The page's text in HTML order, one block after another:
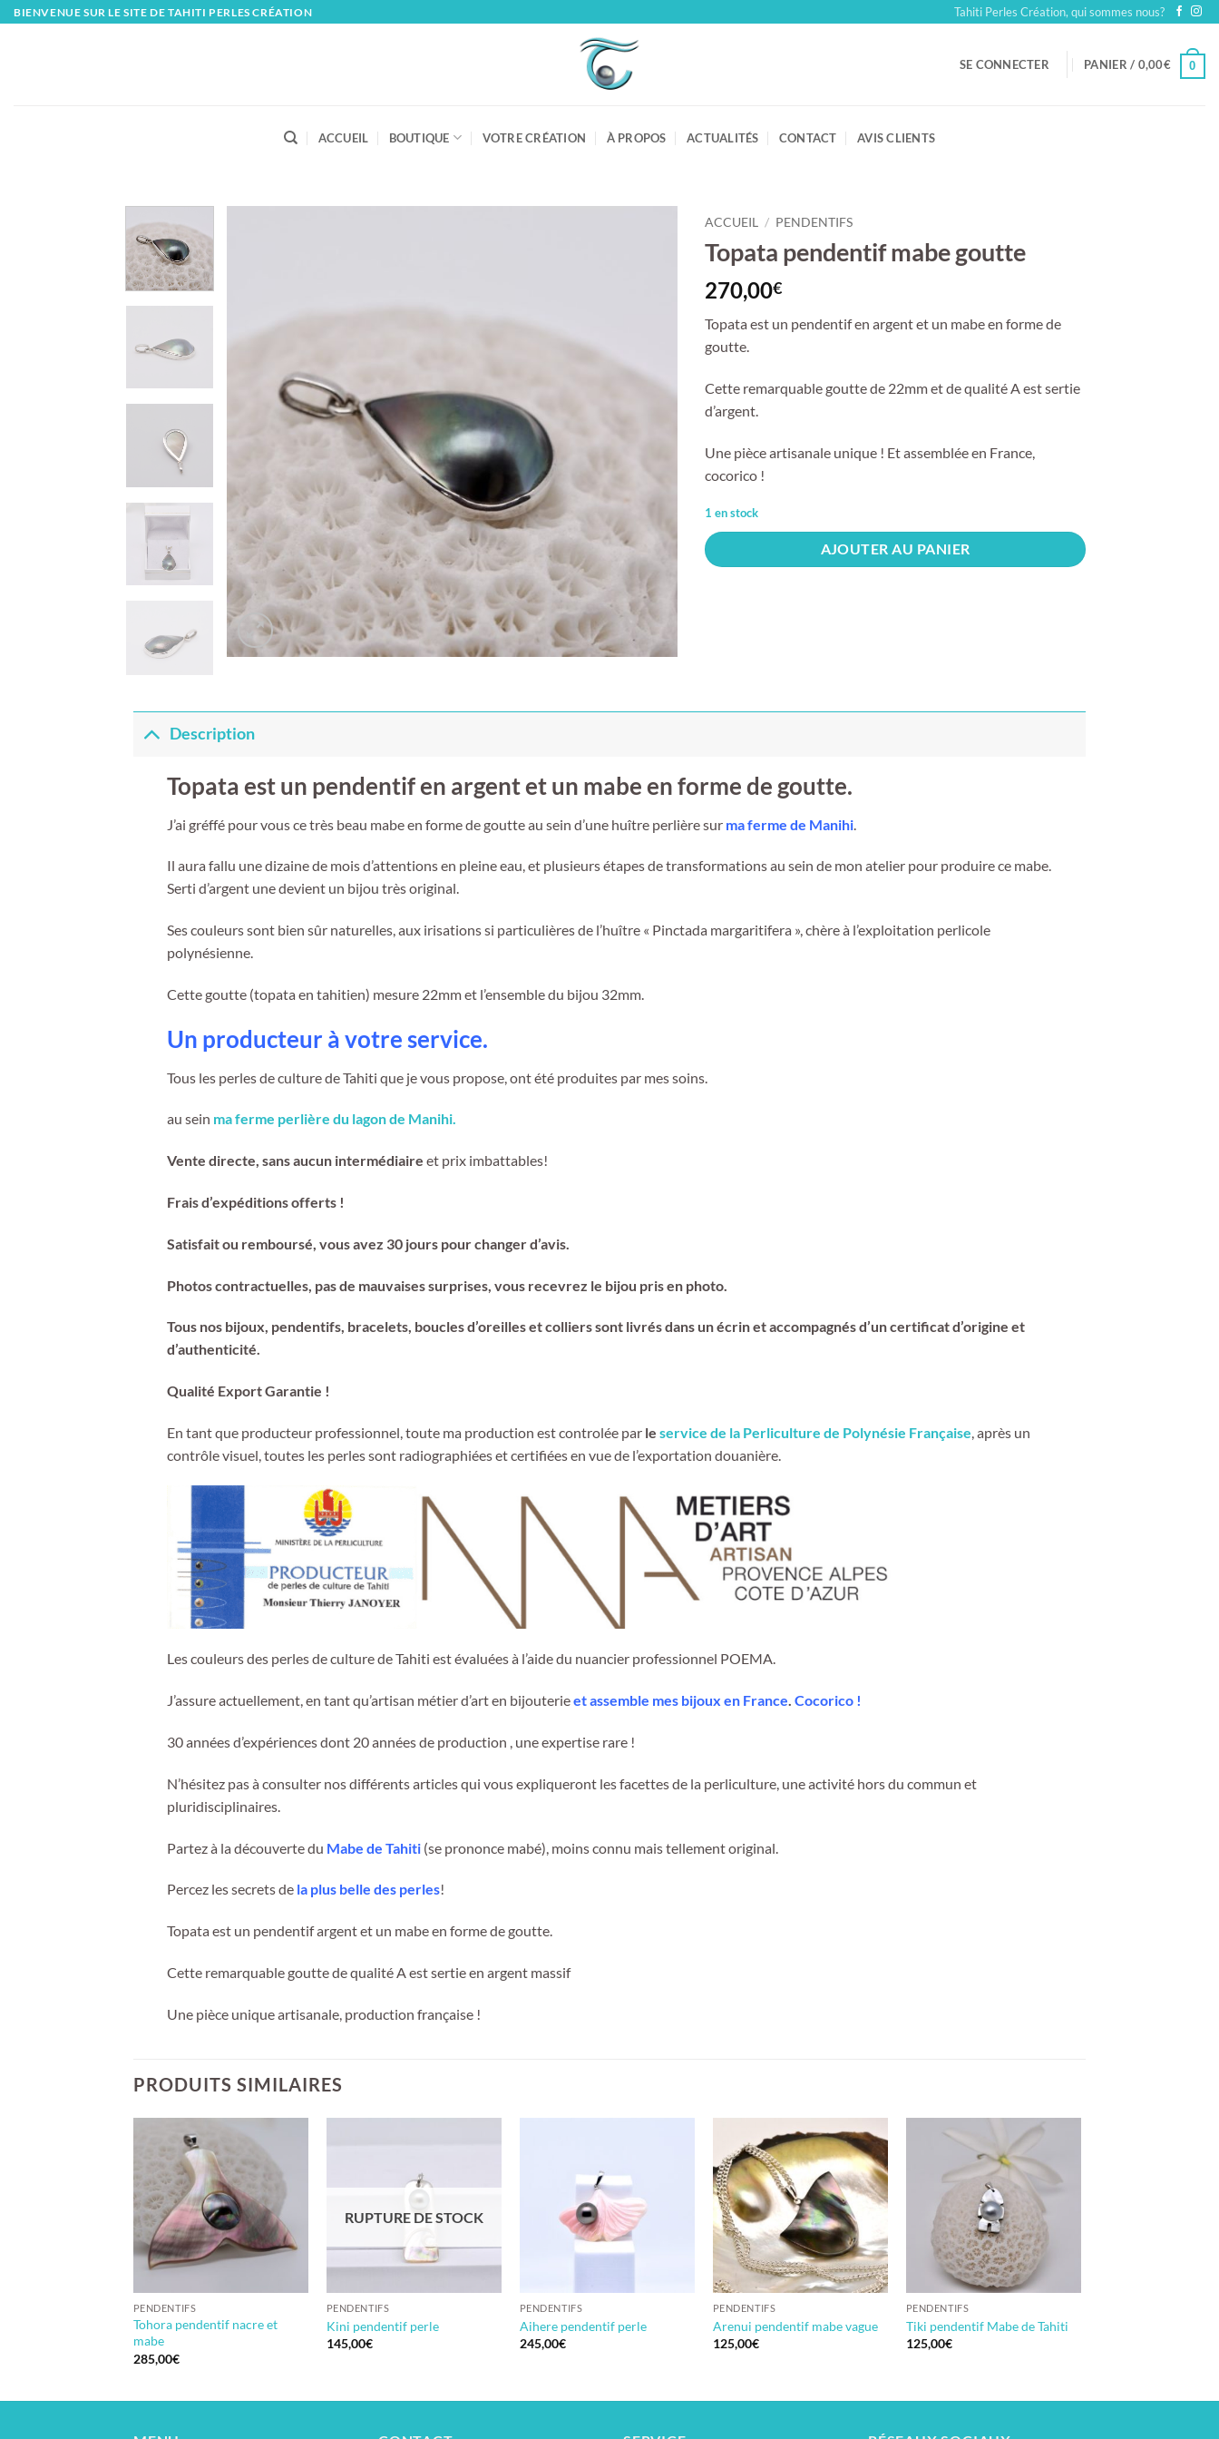
SkipBIENVENUE SUR LE SITE DE TAHITI PERLES CRÉATION Tahiti Perles Création, qui sommes nous?
SE CONNECTER PANIER / 0,00€ 0
ACCUEIL BOUTIQUE VOTRE CRÉATION À PROPOS ACTUALITÉS CONTACT AVIS CLIENTS
ACCUEIL / PENDENTIFS
Topata pendentif mabe goutte
270,00€
Topata est un pendentif en argent et un mabe en forme de
goutte.
Cette remarquable goutte de 22mm et de qualité A est sertie
d’argent.
Une pièce artisanale unique ! Et assemblée en France,
cocorico !
1 en stock
AJOUTER AU PANIER
Description
Topata est un pendentif en argent et un mabe en forme de goutte.
J’ai gréffé pour vous ce très beau mabe en forme de goutte au sein d’une huître perlière sur ma ferme de Manihi.
Il aura fallu une dizaine de mois d’attentions en pleine eau, et plusieurs étapes de transformations au sein de mon atelier pour produire ce mabe.
Serti d’argent une devient un bijou très original.
Ses couleurs sont bien sûr naturelles, aux irisations si particulières de l’huître « Pinctada margaritifera », chère à l’exploitation perlicole
polynésienne.
Cette goutte (topata en tahitien) mesure 22mm et l’ensemble du bijou 32mm.
Un producteur à votre service.
Tous les perles de culture de Tahiti que je vous propose, ont été produites par mes soins.
au sein ma ferme perlière du lagon de Manihi.
Vente directe, sans aucun intermédiaire et prix imbattables!
Frais d’expéditions offerts !
Satisfait ou remboursé, vous avez 30 jours pour changer d’avis.
Photos contractuelles, pas de mauvaises surprises, vous recevrez le bijou pris en photo.
Tous nos bijoux, pendentifs, bracelets, boucles d’oreilles et colliers sont livrés dans un écrin et accompagnés d’un certificat d’origine et
d’authenticité.
Qualité Export Garantie !
En tant que producteur professionnel, toute ma production est controlée par le service de la Perliculture de Polynésie Française, après un
contrôle visuel, toutes les perles sont radiographiées et certifiées en vue de l’exportation douanière.
Les couleurs des perles de culture de Tahiti est évaluées à l’aide du nuancier professionnel POEMA.
J’assure actuellement, en tant qu’artisan métier d’art en bijouterieet assemble mes bijoux en France. Cocorico !
30 années d’expériences dont 20 années de production , une expertise rare !
N’hésitez pas à consulter nos différents articles qui vous expliqueront les facettes de la perliculture, une activité hors du commun et
pluridisciplinaires.
Partez à la découverte du Mabe de Tahiti(se prononce mabé), moins connu mais tellement original.
Percez les secrets de la plus belle des perles!
Topata est un pendentif argent et un mabe en forme de goutte.
Cette remarquable goutte de qualité A est sertie en argent massif
Une pièce unique artisanale, production française !
PRODUITS SIMILAIRES
PENDENTIFS
Tohora pendentif nacre et
mabe
285,00€
RUPTURE DE STOCK
PENDENTIFS
Kini pendentif perle
145,00€
PENDENTIFS
Aihere pendentif perle
245,00€
PENDENTIFS
Arenui pendentif mabe vague
125,00€
PENDENTIFS
Tiki pendentif Mabe de Tahiti
125,00€